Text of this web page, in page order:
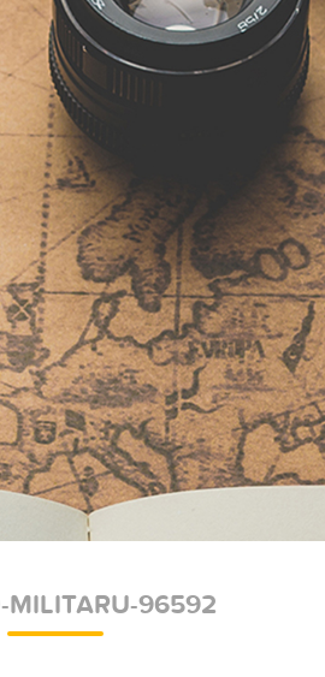
MILITARU-96592